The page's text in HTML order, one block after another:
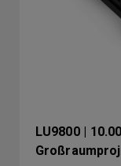
LU9800 |